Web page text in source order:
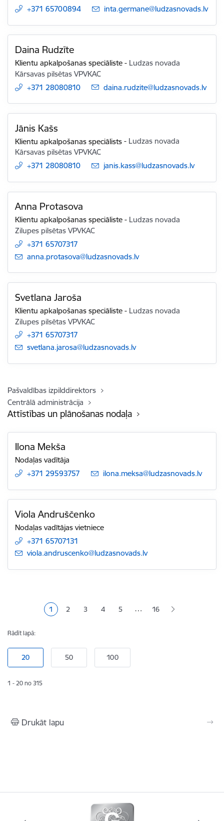
+371 65700894
E-pasts:
inta.germane@ludzasnovads.lv
Daina Rudzīte
Klientu apkalpošanas speciāliste - Ludzas novada
Kārsavas pilsētas VPVKAC
+371 28080810
E-pasts:
daina.rudzite@ludzasnovads.lv
Jānis Kašs
Klientu apkalpošanas speciālists - Ludzas novada
Kārsavas pilsētas VPVKAC
+371 28080810
E-pasts:
janis.kass@ludzasnovads.lv
Anna Protasova
Klientu apkalpošanas speciāliste - Ludzas novada
Zilupes pilsētas VPVKAC
+371 65707317
E-pasts:
anna.protasova@ludzasnovads.lv
Svetlana Jaroša
Klientu apkalpošanas speciāliste - Ludzas novada
Zilupes pilsētas VPVKAC
+371 65707317
E-pasts:
svetlana.jarosa@ludzasnovads.lv
Pašvaldības izpilddirektors
Centrālā administrācija
Attīstības un plānošanas nodaļa
Ilona Mekša
Nodaļas vadītāja
+371 29593757
E-pasts:
ilona.meksa@ludzasnovads.lv
Viola Andruščenko
Nodaļas vadītājas vietniece
+371 65707131
E-pasts:
viola.andruscenko@ludzasnovads.lv
LapošanaPašreizējā lapa
1 Lapa
2 Lapa
3 Lapa
4 Lapa
5 … 16
Rādīt lapā:
1 - 20 no 315
Drukāt lapu